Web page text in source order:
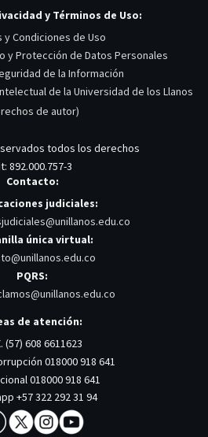
y Términos de Uso:
y Condiciones de Uso
y Protección de Datos Personales
de la Información
de la Universidad de los Llanos
de autor)
todos los derechos
892.000.757-3
Contacto:
judiciales:
única virtual:
PQRS:
de atención:
(57) 608 6611623
018000 918 641
018000 918 641
+57 322 292 31 94